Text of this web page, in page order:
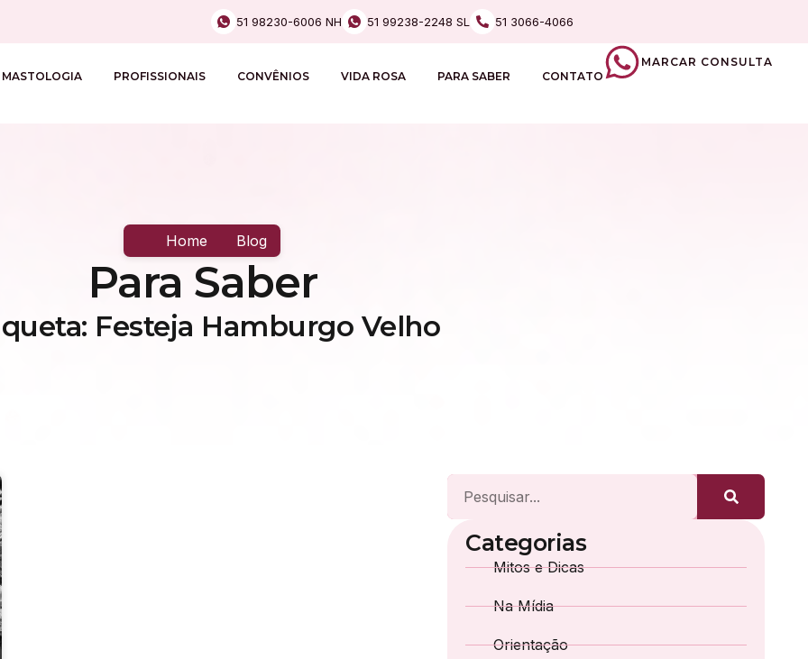
51 98230-6006 NH 51 99238-2248 SL 51 3066-4066
MASTOLOGIA PROFISSIONAIS CONVÊNIOS VIDA ROSA PARA SABER CONTATO
MARCAR CONSULTA
Home Blog
Para Saber
Festeja Hamburgo Velho
Categorias
Mitos e Dicas
Na Mídia
Orientação